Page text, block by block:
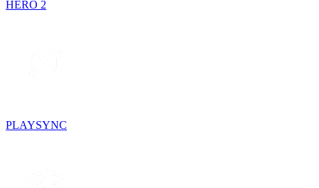
HERO 2
PLAYSYNC